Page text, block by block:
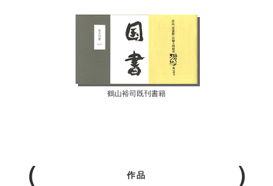
鶴山裕司既刊書籍
作品